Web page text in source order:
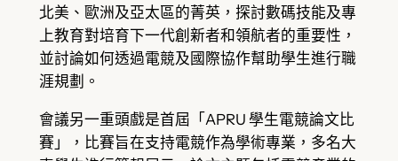
北美、歐洲及亞太區的菁英，探討數碼技能及專
上教育對培育下一代創新者和領航者的重要性，
並討論如何透過電競及國際協作幫助學生進行職
涯規劃。
會議另一重頭戲是首屆「APRU 學生電競論文比
賽」，比賽旨在支持電競作為學術專業，多名大